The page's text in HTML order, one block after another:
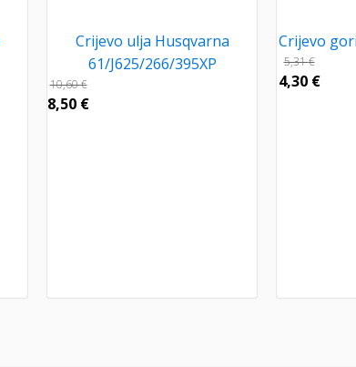
Crijevo ulja Husqvarna
61/J625/266/395XP
10,60€
8,50 €
Crijevo
5,31€
4,30 €